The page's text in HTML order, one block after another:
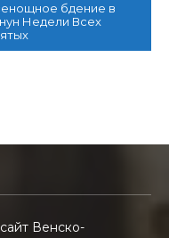
бдение в
Недели Всех
Венско-